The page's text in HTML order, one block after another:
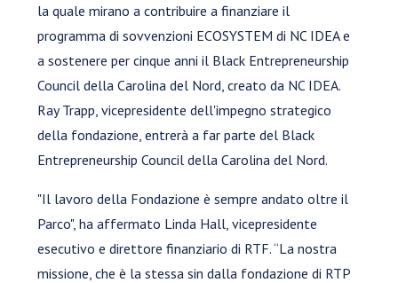
la quale mirano a contribuire a finanziare il
programma di sovvenzioni ECOSYSTEM di NC IDEA e
a sostenere per cinque anni il Black Entrepreneurship
Council della Carolina del Nord, creato da NC IDEA.
Ray Trapp, vicepresidente dell'impegno strategico
della fondazione, entrerà a far parte del Black
Entrepreneurship Council della Carolina del Nord.
"Il lavoro della Fondazione è sempre andato oltre il
Parco", ha affermato Linda Hall, vicepresidente
esecutivo e direttore finanziario di RTF. “La nostra
missione, che è la stessa sin dalla fondazione di RTP